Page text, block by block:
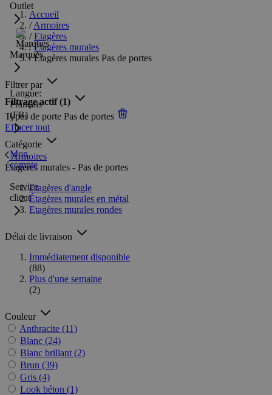
Outlet
Marques
Langue:
Français
(FR)
Mon
compte
Service
client
Accueil
/ Armoires
/ Etagères
/ Étagères murales
/ Étagères murales Pas de portes
Filtrer par
Filtrage actif(1)
Types de porte Pas de portes
Effacer tout
Catégorie
Armoires
Étagères murales - Pas de portes
Etagères d'angle
Étagères murales en métal
Etagères murales rondes
Délai de livraison
Immédiatement disponible
(88)
Plus d'une semaine
(2)
Couleur
Anthracite (11)
Blanc (24)
Blanc brillant (2)
Brun (39)
Gris (4)
Look béton (1)